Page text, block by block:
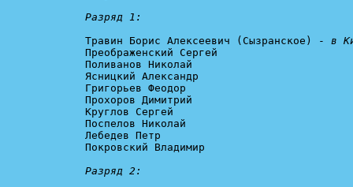
Разряд 1:
Травин Борис Алексеевич (Сызранское) - в
Преображенский Сергей
Поливанов Николай
Ясницкий Александр
Григорьев Феодор
Прохоров Димитрий
Круглов Сергей
Поспелов Николай
Лебедев Петр
Покровский Владимир
Разряд 2: